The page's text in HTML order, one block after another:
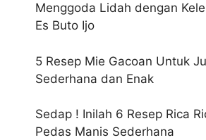
Menggoda Lidah dengan
Es Buto Ijo
5 Resep Mie Gacoan Untuk
Sederhana dan Enak
Sedap ! Inilah 6 Resep Rica
Pedas Manis Sederhana